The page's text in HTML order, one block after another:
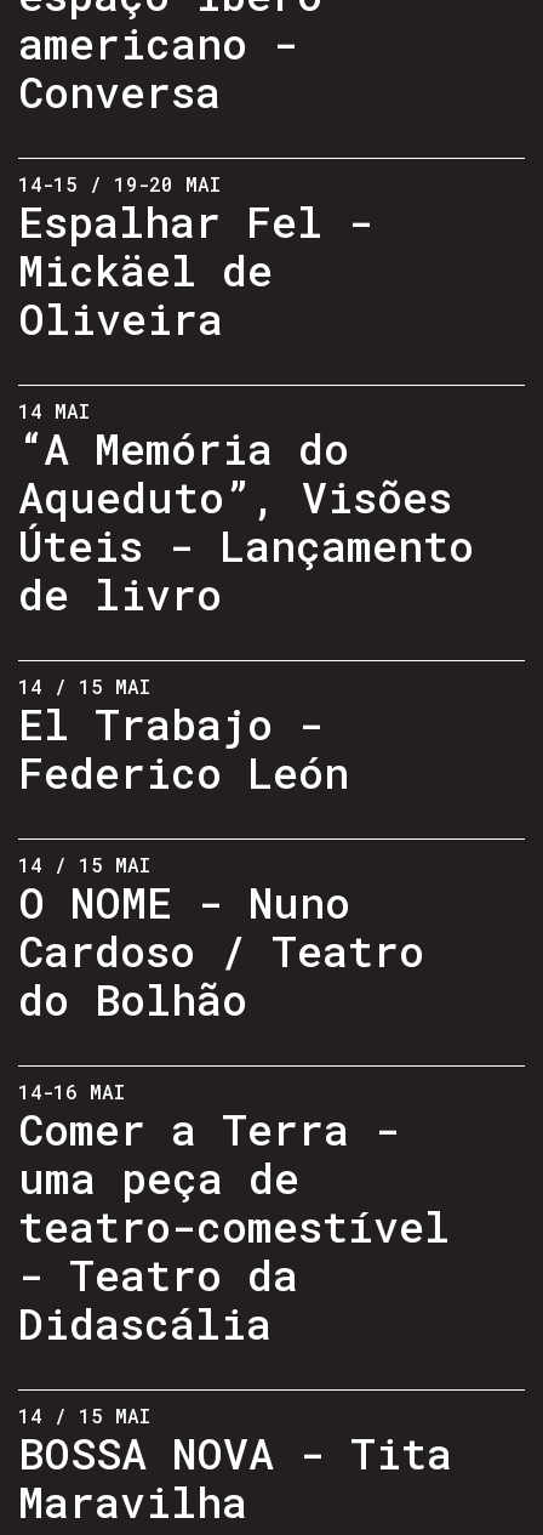
americano -
Conversa
14-15 / 19-20 MAI
Espalhar Fel -
Mickäel de
Oliveira
14 MAI
“A Memória do
Aqueduto”, Visões
Úteis - Lançamento
de livro
14 / 15 MAI
El Trabajo -
Federico León
14 / 15 MAI
O NOME - Nuno
Cardoso / Teatro
do Bolhão
14-16 MAI
Comer a Terra -
uma peça de
teatro-comestível
- Teatro da
Didascália
14 / 15 MAI
BOSSA NOVA - Tita
Maravilha